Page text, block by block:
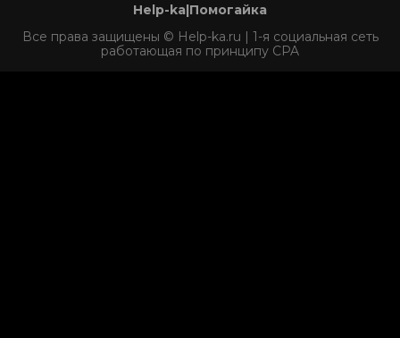
Help-ka|Помогайка
Все права защищены © Help-ka.ru | 1-я социальная сеть
работающая по принципу CPA